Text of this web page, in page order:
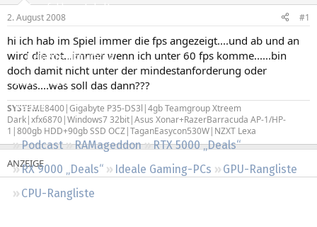
Empfohlene Inhalte
Neueste Aktivitäten
Leserartikel
Regeln
Podcast RAMageddon
RTX 5000 „Deals“
RX 9000 „Deals“
Ideale Gaming-PCs
GPU-Rangliste
CPU-Rangliste
l
e
r
t
a
2. August 2008 #1
hi ich hab im Spiel immer die fps angezeigt....und ab und an
wird die rot...immer wenn ich unter 60 fps komme......bin
doch damit nicht unter der mindestanforderung oder
sowas....was soll das dann???
SYSTEME8400|Gigabyte P35-DS3l|4gb Teamgroup Xtreem
Dark|xfx6870|Windows7 32bit|Asus Xonar+RazerBarracuda AP-1/HP-
1|800gb HDD+90gb SSD OCZ|TaganEasycon530W|NZXT Lexa